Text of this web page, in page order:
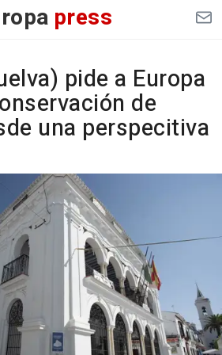
press
pide a Europa
de
una perspecitiva